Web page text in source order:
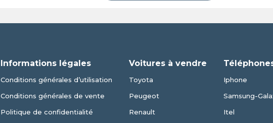
Informations légales
Conditions générales d’utilisation
Conditions générales de vente
Politique de confidentialité
Voitures à vendre
Toyota
Peugeot
Renault
Iphone
Samsung-
Itel